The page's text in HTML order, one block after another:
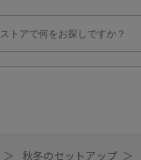
秋冬のセットアップ